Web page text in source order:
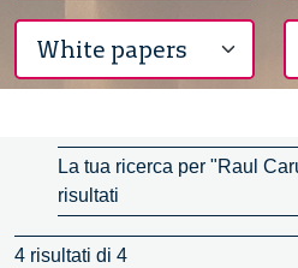
La tua ricerca per "Raul
risultati
4 risultati di 4